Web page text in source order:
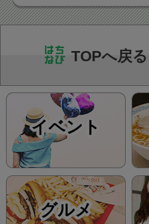
TOPへ戻る
イベント
グルメ